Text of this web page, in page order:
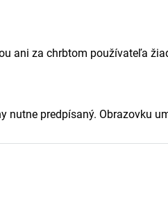
ani za chrbtom používateľa
predpísaný. Obrazovku